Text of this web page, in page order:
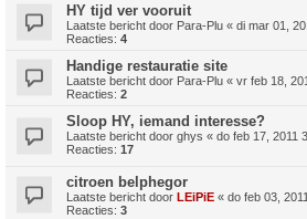
HY tijd ver vooruit
Laatste bericht door Para-Plu « di mar 01,
Reacties: 4
Handige restauratie site
Laatste bericht door Para-Plu « vr feb 18,
Reacties: 2
Sloop HY, iemand interesse?
Laatste bericht door ghys « do feb 17, 2011
Reacties: 17
citroen belphegor
Laatste bericht door LEiPiE « do feb 03,
Reacties: 3